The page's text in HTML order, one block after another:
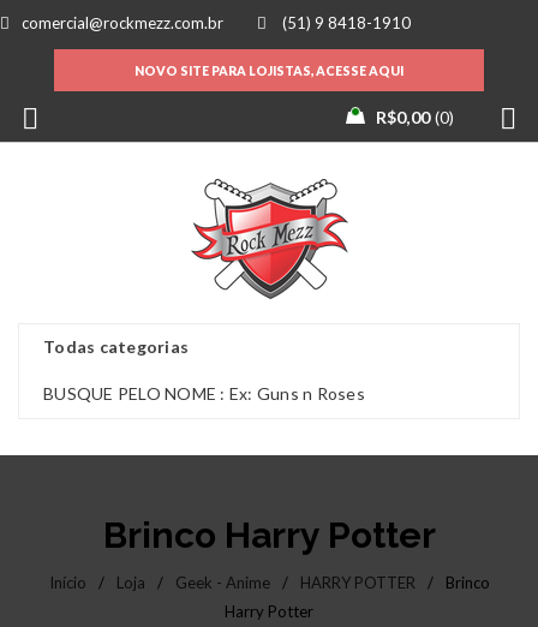
comercial@rockmezz.com.br (51) 9 8418-1910
NOVO SITE PARA LOJISTAS, ACESSE AQUI
R$0,00 0
Brinco Harry Potter
Início / Loja / Geek - Anime / HARRY POTTER /
Brinco
Harry Potter